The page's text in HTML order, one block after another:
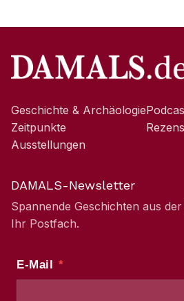
Geschichte & Archäologie
Zeitpunkte
Ausstellungen
DAMALS-Newsletter
Spannende Geschichten aus
Ihr Postfach.